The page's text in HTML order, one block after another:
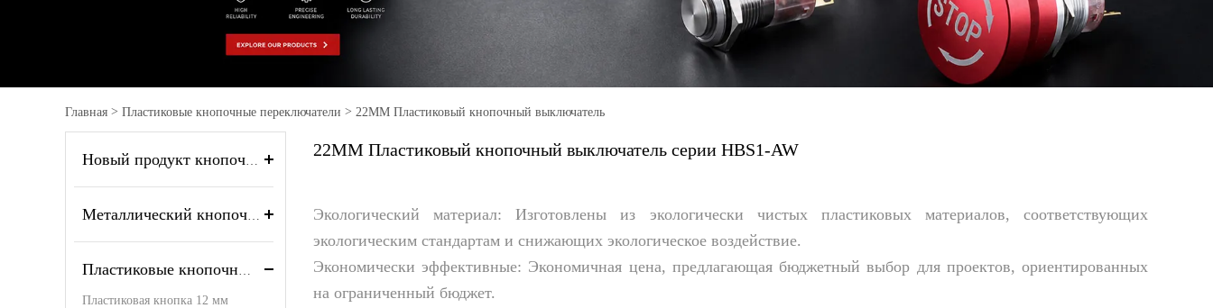
Кнопка аварийной остановки
сенсорный переключатель и пьезо-кнопка
Главная > Пластиковые кнопочные переключатели > 22MM Пластиковый кнопочный выключатель
серии HBS1-AW
Пластиковая кнопка 12 мм
22MM Пластиковый кнопочный выключатель серии HBS1-AW
Экологический материал: Изготовлены из экологически чистых пластиковых материалов, соответствующих
экологическим стандартам и снижающих экологическое воздействие.
Экономически эффективные: Экономичная цена, предлагающая бюджетный выбор для проектов, ориентированных
на ограниченный бюджет.